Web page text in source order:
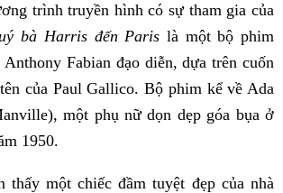
trình truyền hình có sự tham gia của
bà Harris đến Paris là một bộ phim
Fabian đạo diễn, dựa trên cuốn
của Paul Gallico. Bộ phim kể về Ada
một phụ nữ dọn dẹp góa bụa ở
1950.
thấy một chiếc đầm tuyệt đẹp của nhà